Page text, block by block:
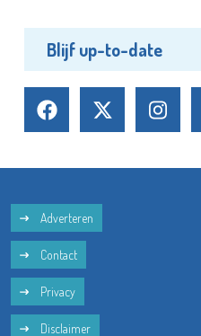
Blijf up-to-date
Adverteren
Contact
Privacy
Disclaimer